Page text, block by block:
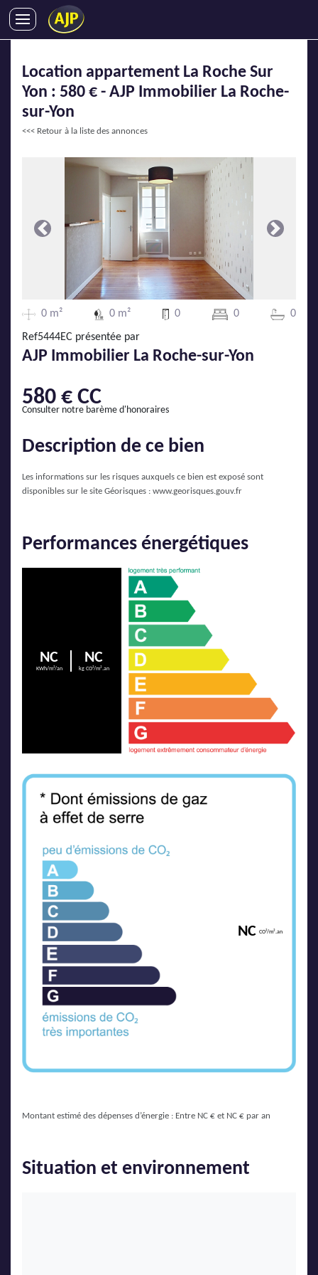
VENTES
LOCATIONS
GESTION LOCATIVE
ENTREPRISES
AJP Recrute
AJP Actualités
Service Qualité Clients
Location appartement La Roche Sur
Yon : 580 € - AJP Immobilier La Roche-
sur-Yon
<<< Retour à la liste des annonces
Précédente Suivante
0 m² 0 m² 0 0 0
Ref5444EC présentée par
AJP Immobilier La Roche-sur-Yon
580 € CC
Consulter notre barème d'honoraires
Description de ce bien
Les informations sur les risques auxquels ce bien est exposé sont
disponibles sur le site Géorisques : www.georisques.gouv.fr
Performances énergétiques
NC
KWh/m²/an
NC
kg CO²/m².an
NC CO²/m².an
Montant estimé des dépenses d’énergie : Entre NC € et NC € par an
Situation et environnement